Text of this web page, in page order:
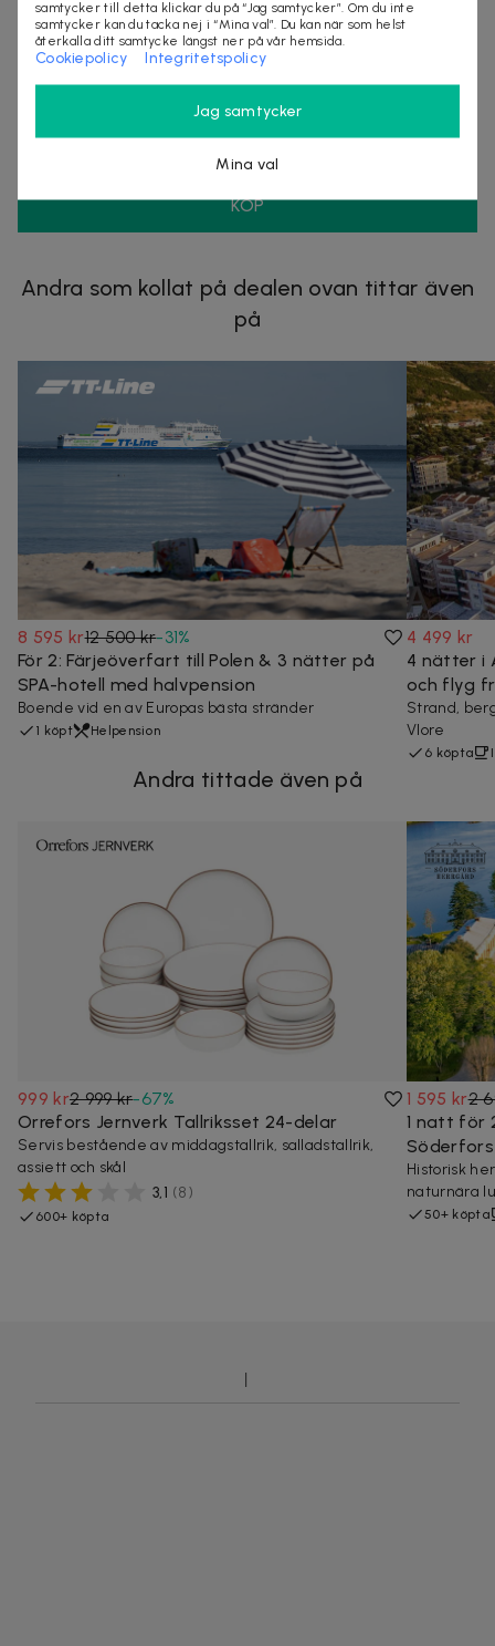
Säljes av
Organisationsnummer:559098-7318
KÖP
Andra som kollat på dealen ovan tittar även
på
8 595 kr12 500 kr-31%
För 2: Färjeöverfart till Polen & 3 nätter på
SPA-hotell med halvpension
Boende vid en av Europas bästa stränder
1 köpt Helpension
4 499 kr
4 nätter i
och flyg
Strand,
Vlore
6 köpta
Andra tittade även på
999 kr2 999 kr-67%
Orrefors Jernverk Tallriksset 24-delar
Servis bestående av middagstallrik, salladstallrik,
assiett och skål
3,1 (8)
600+ köpta
1 595 kr2
1 natt för
Historisk
naturnära
50+ köpta
samtycker till detta klickar du på “Jag samtycker”. Om du inte
samtycker kan du tacka nej i “Mina val”. Du kan när som helst
återkalla ditt samtycke längst ner på vår hemsida.
Cookiepolicy Integritetspolicy
Jag samtycker
Mina val